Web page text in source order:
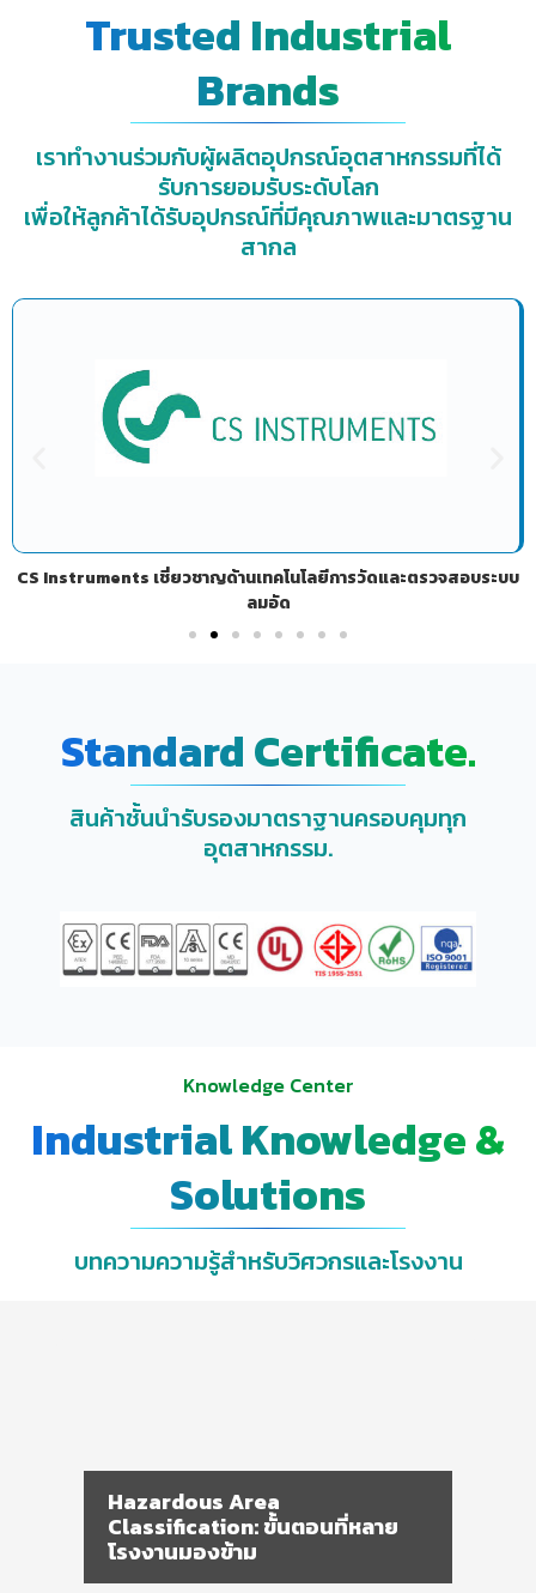
Trusted Industrial
Brands
เราทำงานร่วมกับผู้ผลิตอุปกรณ์อุตสาหกรรมที่ได้
รับการยอมรับระดับโลก
เพื่อให้ลูกค้าได้รับอุปกรณ์ที่มีคุณภาพและมาตรฐาน
สากล
CS Instruments เชี่ยวชาญด้านเทคโนโลยีการวัดและตรวจสอบระบบ
ลมอัด
Standard Certificate.
สินค้าชั้นนำรับรองมาตราฐานครอบคุมทุก
อุตสาหกรรม.
Knowledge Center
Industrial Knowledge &
Solutions
บทความความรู้สำหรับวิศวกรและโรงงาน
วิธีเลือกอุปกรณ์ไฟกันระเบิดให้ถูก